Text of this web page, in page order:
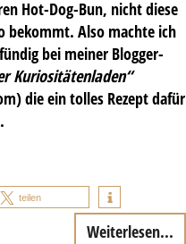
Hot-Dog-Bun, nicht diese
bekommt. Also machte ich
bei meiner Blogger-
Kuriositätenladen“
die ein tolles Rezept dafür
teilen
Weiterlesen...